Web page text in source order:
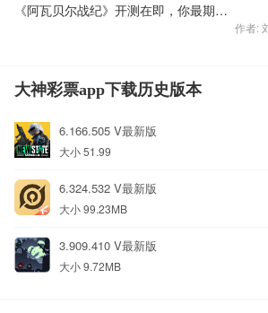
《阿瓦贝尔战纪》开测在即，你最期待什么？
作者:
大神彩票app下载历史版本
6.166.505 V最新版
大小 51.99
6.324.532 V最新版
大小 99.23MB
3.909.410 V最新版
大小 9.72MB